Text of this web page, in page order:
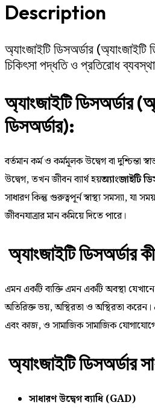
Description
অ্যাংজাইটি ডিসঅর্ডার
চিকিৎসা পদ্ধতি ও প্রতিরোধ
অ্যাংজাইটি ডিসঅর্ডার
ডিসঅর্ডার):
বর্তমান কর্ম ও কর্মমূলক উদ্বেগ বা দুশ্চিন্তা
উদ্বেগ, তখন জীবন ব্যার্থ হয়অ্যাংজাইটি
সাধারণ কিন্তু গুরুত্বপূর্ন স্বাস্থ্য সমস্যা, যা
জীবনযাত্রার মান কমিয়ে দিতে পারে।
অ্যাংজাইটি ডিসঅর্ডার
এমন একটি ব্যক্তি এমন একটি অবস্থা
অতিরিক্ত ভয়, অস্থিরতা ও অস্থিরতা করেন।
এবং কাজ, ও সামাজিক সামাজিক
অ্যাংজাইটি ডিসঅর্ডার
সাধারণ উদ্বেগ ব্যাধি (GAD)